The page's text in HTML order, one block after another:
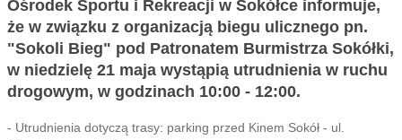
Ośrodek Sportu i Rekreacji w Sokółce informuje,
że w związku z organizacją biegu ulicznego pn.
"Sokoli Bieg" pod Patronatem Burmistrza Sokółki,
w niedzielę 21 maja wystąpią utrudnienia w ruchu
drogowym, w godzinach 10:00 - 12:00.
- Utrudnienia dotyczą trasy: parking przed Kinem Sokół - ul.